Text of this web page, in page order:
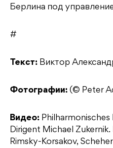
Берлина под
#
Текст: Виктор
Фотографии: (© Peter
Видео:
Dirigent Michael
Rimsky-Korsakov,